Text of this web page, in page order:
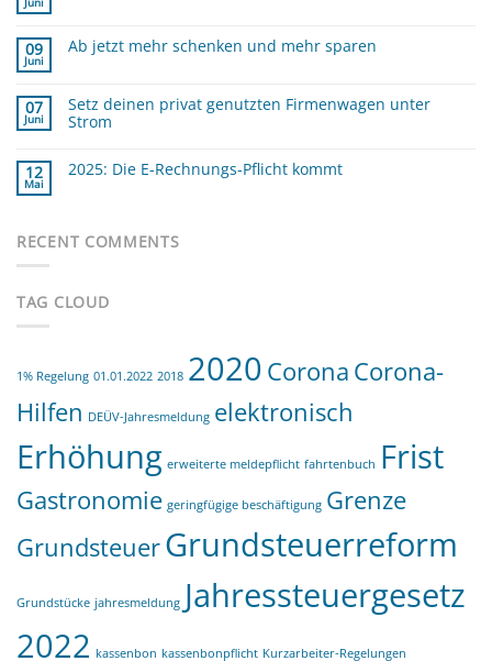
Minijobber
und
09
Juni
Ab jetzt mehr schenken und mehr sparen
Ab
jetzt
mehr
mehr
sparen
07
Juni
Setz deinen privat genutzten Firmenwagen unter
Strom
zu
Setz
unter
Strom
12
Mai
2025: Die E-Rechnungs-Pflicht kommt
Die
E-
RECENT COMMENTS
TAG CLOUD
1% Regelung 01.01.2022 2018 2020 Corona Corona-
Hilfen DEÜV-Jahresmeldung elektronisch
Erhöhung erweiterte meldepflicht fahrtenbuch Frist
Gastronomie geringfügige beschäftigung Grenze
GrundsteuerGrundsteuerreform
Grundstücke jahresmeldung Jahressteuergesetz
2022 kassenbon kassenbonpflicht Kurzarbeiter-Regelungen